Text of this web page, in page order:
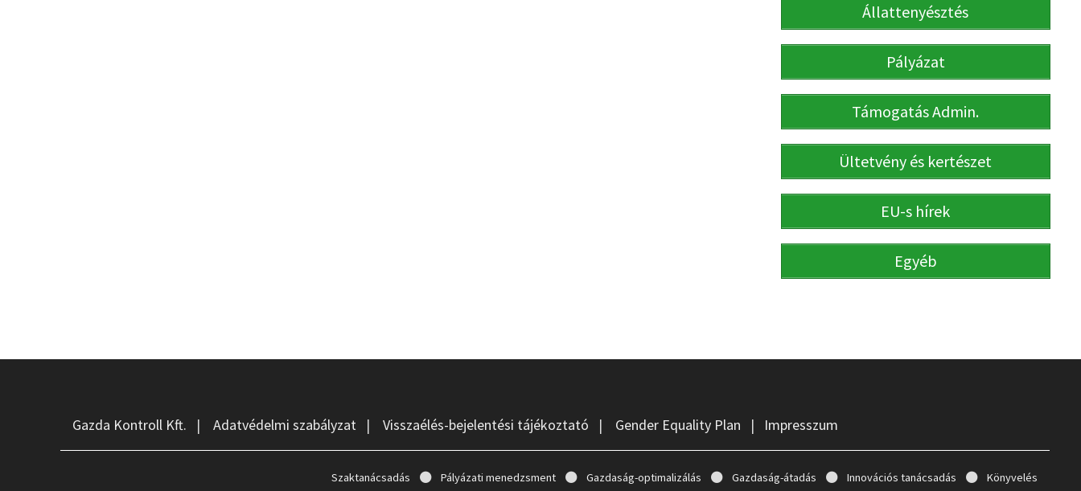
Állattenyésztés
Pályázat
Támogatás Admin.
Ültetvény és kertészet
EU-s hírek
Egyéb
Gazda Kontroll Kft. |Adatvédelmi szabályzat |Visszaélés-bejelentési tájékoztató | Gender Equality Plan | Impresszum
Szaktanácsadás Pályázati menedzsment Gazdaság-optimalizálás Gazdaság-átadás Innovációs tanácsadás Könyvelés